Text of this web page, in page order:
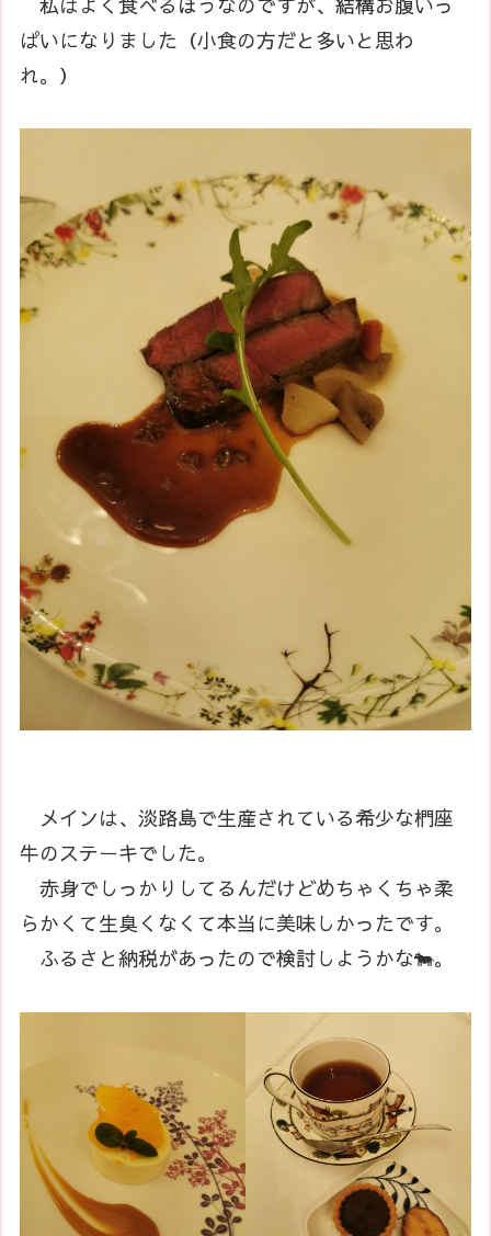
ぱいになりました（小食の方だと多いと思わ
れ。）
メインは、淡路島で生産されている希少な椚座
牛のステーキでした。
赤身でしっかりしてるんだけどめちゃくちゃ柔
らかくて生臭くなくて本当に美味しかったです。
ふるさと納税があったので検討しようかな🐄。